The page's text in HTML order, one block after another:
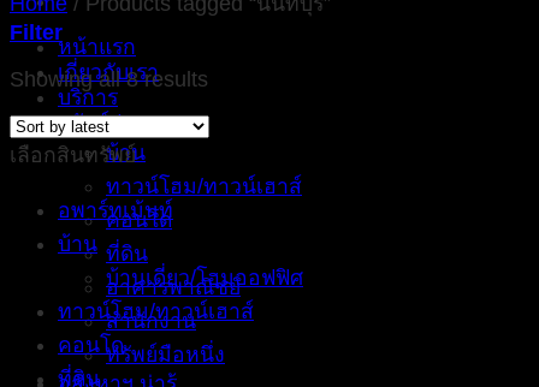
หน้าแรก
เกี่ยวกับเรา
บริการ
ทรัพย์ฝากขาย
บ้าน
ทาวน์โฮม/ทาวน์เฮาส์
คอนโด
ที่ดิน
อาคารพาณิชย์
สำนักงาน
ทรัพย์มือหนึ่ง
Filter
Showing all 8 results
เลือกสินทรัพย์
อพาร์ทเม้นท์
บ้าน
บ้านเดี่ยว/โฮมออฟฟิศ
ทาวน์โฮม/ทาวน์เฮาส์
คอนโด
ที่ดิน